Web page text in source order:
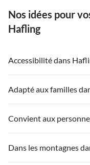
Nos idées pour
Hafling
Accessibilité dans
Adapté aux familles
Convient aux
Dans les montagnes